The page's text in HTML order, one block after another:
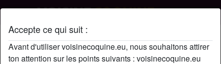
Accepte ce qui suit :
Avant d'utiliser voisinecoquine.eu, nous souhaitons attirer
ton attention sur les points suivants : voisinecoquine.eu
RosyLaurine's profil